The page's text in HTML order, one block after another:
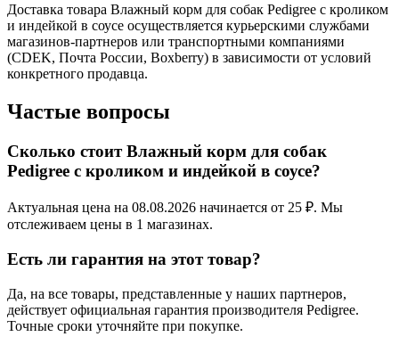
Доставка товара Влажный корм для собак Pedigree с кроликом
и индейкой в соусе осуществляется курьерскими службами
магазинов-партнеров или транспортными компаниями
(CDEK, Почта России, Boxberry) в зависимости от условий
конкретного продавца.
Частые вопросы
Сколько стоит Влажный корм для собак
Pedigree с кроликом и индейкой в соусе?
Актуальная цена на 08.08.2026 начинается от 25 ₽. Мы
отслеживаем цены в 1 магазинах.
Есть ли гарантия на этот товар?
Да, на все товары, представленные у наших партнеров,
действует официальная гарантия производителя Pedigree.
Точные сроки уточняйте при покупке.